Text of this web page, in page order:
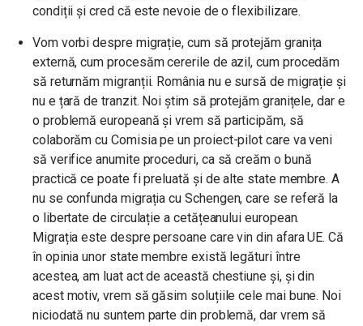
condiții și cred că este nevoie de o flexibilizare.
Vom vorbi despre migrație, cum să protejăm granița
externă, cum procesăm cererile de azil, cum procedăm
să returnăm migranții. România nu e sursă de migrație și
nu e țară de tranzit. Noi știm să protejăm granițele, dar e
o problemă europeană și vrem să participăm, să
colaborăm cu Comisia pe un proiect-pilot care va veni
să verifice anumite proceduri, ca să creăm o bună
practică ce poate fi preluată și de alte state membre. A
nu se confunda migrația cu Schengen, care se referă la
o libertate de circulație a cetățeanului european.
Migrația este despre persoane care vin din afara UE. Că
în opinia unor state membre există legături între
acestea, am luat act de această chestiune și, și din
acest motiv, vrem să găsim soluțiile cele mai bune. Noi
niciodată nu suntem parte din problemă, dar vrem să